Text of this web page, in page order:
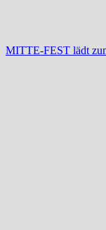
MITTE-FEST lädt